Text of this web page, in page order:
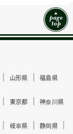
｜ 山形県 ｜福島県
｜ 東京都 ｜神奈川県
｜ 岐阜県 ｜静岡県｜